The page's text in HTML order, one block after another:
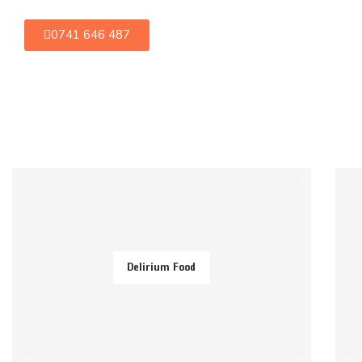
0741 646 487
Delirium Food